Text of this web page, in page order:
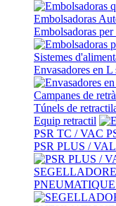
Embolsadoras
Embolsadoras
Sistemes
Envasadores en L
Campanes de
Túnels de
Equip retractil
PSR TC / VAC
PSR PLUS /